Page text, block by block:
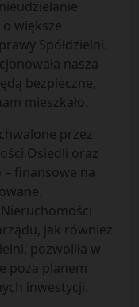
większe
Spółdzielni.
nasza
bezpieczne,
mieszkało.
przez
Osiedli oraz
– finansowe na
jak również
pozwoliła w
poza planem
inwestycji.